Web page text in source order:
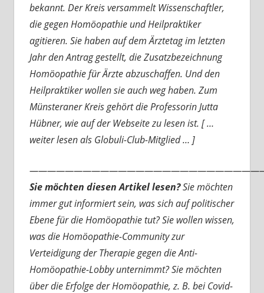
bekannt. Der Kreis versammelt Wissenschaftler,
die gegen Homöopathie und Heilpraktiker
agitieren. Sie haben auf dem Ärztetag im letzten
Jahr den Antrag gestellt, die Zusatzbezeichnung
Homöopathie für Ärzte abzuschaffen. Und den
Heilpraktiker wollen sie auch weg haben. Zum
Münsteraner Kreis gehört die Professorin Jutta
Hübner, wie auf der Webseite zu lesen ist. [ …
weiter lesen als Globuli-Club-Mitglied … ]
Sie möchten diesen Artikel lesen?Sie möchten
immer gut informiert sein, was sich auf politischer
Ebene für die Homöopathie tut? Sie wollen wissen,
was die Homöopathie-Community zur
Verteidigung der Therapie gegen die Anti-
Homöopathie-Lobby unternimmt? Sie möchten
über die Erfolge der Homöopathie, z. B. bei Covid-